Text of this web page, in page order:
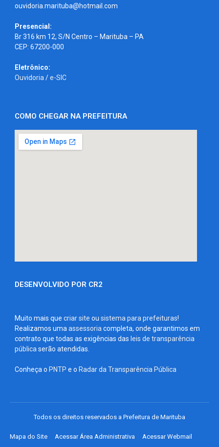
ouvidoria.marituba@hotmail.com
Presencial:
Br 316 km 12, S/N Centro – Marituba – PA
CEP: 67200-000
Eletrônico:
Ouvidoria /e-SIC
COMO CHEGAR NA PREFEITURA
DESENVOLVIDO POR CR2
Muito mais que criar site ou sistema para prefeituras!
Realizamos uma assessoria completa, onde garantimos em
contrato que todas as exigências das leis de transparência
pública serão atendidas.
Conheça o PNTP e o Radar da Transparência Pública
Todos os direitos reservados a Prefeitura de Marituba
Mapa do Site Acessar Área Administrativa Acessar Webmail